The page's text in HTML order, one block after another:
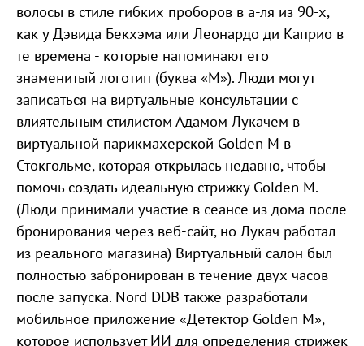
волосы в стиле гибких проборов в а-ля из 90-х,
как у Дэвида Бекхэма или Леонардо ди Каприо в
те времена - которые напоминают его
знаменитый логотип (буква «М»). Люди могут
записаться на виртуальные консультации с
влиятельным стилистом Адамом Лукачем в
виртуальной парикмахерской Golden M в
Стокгольме, которая открылась недавно, чтобы
помочь создать идеальную стрижку Golden M.
(Люди принимали участие в сеансе из дома после
бронирования через веб-сайт, но Лукач работал
из реального магазина) Виртуальный салон был
полностью забронирован в течение двух часов
после запуска. Nord DDB также разработали
мобильное приложение «Детектор Golden M»,
которое использует ИИ для определения стрижек